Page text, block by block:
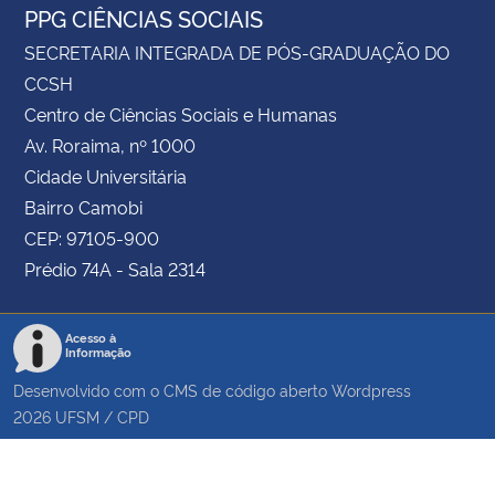
PPG CIÊNCIAS SOCIAIS
SECRETARIA INTEGRADA DE PÓS-GRADUAÇÃO DO
CCSH
Centro de Ciências Sociais e Humanas
Av. Roraima, nº 1000
Cidade Universitária
Bairro Camobi
CEP: 97105-900
Prédio 74A - Sala 2314
Acesso à
Informação
Desenvolvido com o CMS de código aberto Wordpress
2026 UFSM / CPD